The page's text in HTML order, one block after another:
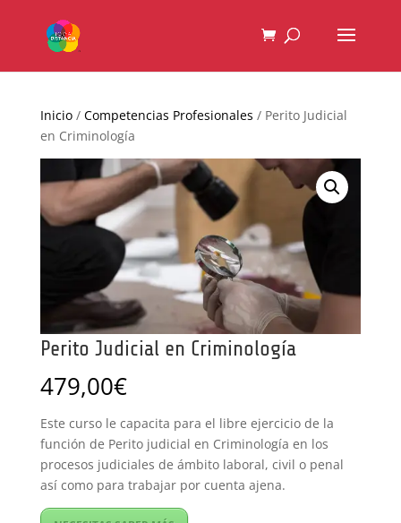
Inicio/ Competencias Profesionales / Perito Judicial
en Criminología
Perito Judicial en Criminología
479,00€
Este curso le capacita para el libre ejercicio de la
función de Perito judicial en Criminología en los
procesos judiciales de ámbito laboral, civil o penal
así como para trabajar por cuenta ajena.